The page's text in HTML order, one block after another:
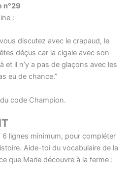
n°29
:
discutez avec le crapaud, le
déçus car la cigale avec son
et il n’y a pas de glaçons avec les
eu de chance.”
code Champion.
6 lignes minimum, pour compléter
Aide-toi du vocabulaire de la
que Marie découvre à la ferme :